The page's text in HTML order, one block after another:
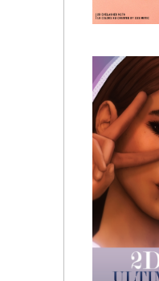
cosimetic -